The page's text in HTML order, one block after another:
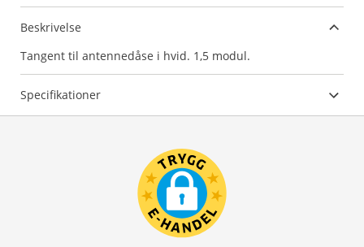
Beskrivelse
Tangent til antennedåse i hvid. 1,5 modul.
Specifikationer